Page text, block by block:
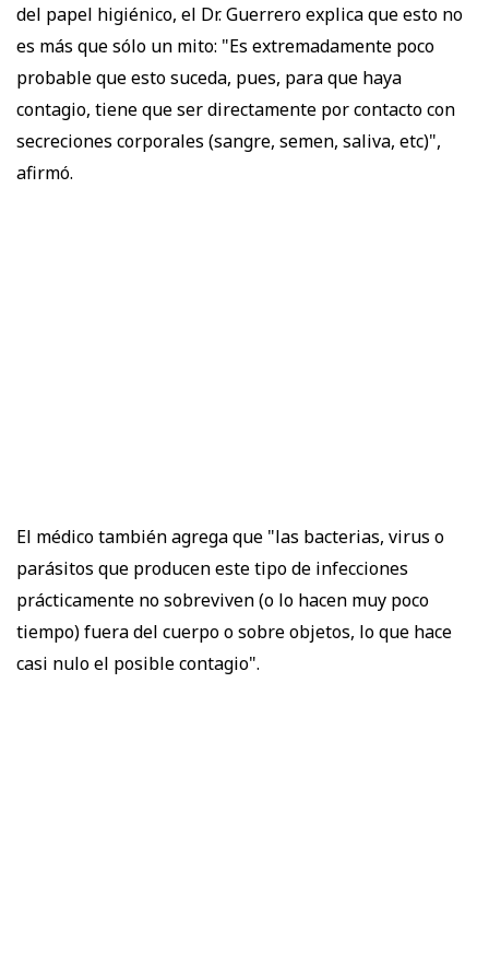
del papel higiénico, el Dr. Guerrero explica que esto no
es más que sólo un mito: "Es extremadamente poco
probable que esto suceda, pues, para que haya
contagio, tiene que ser directamente por contacto con
secreciones corporales (sangre, semen, saliva, etc)",
afirmó.
El médico también agrega que "las bacterias, virus o
parásitos que producen este tipo de infecciones
prácticamente no sobreviven (o lo hacen muy poco
tiempo) fuera del cuerpo o sobre objetos, lo que hace
casi nulo el posible contagio".